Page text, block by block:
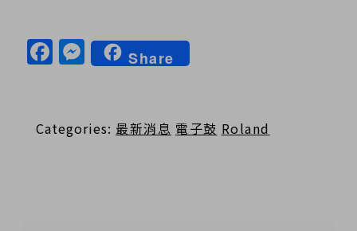
Facebook
Messenger
Share
Categories: 最新消息 電子鼓 Roland